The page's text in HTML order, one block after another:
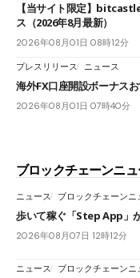
【当サイト限定】
ス（2026年8月最新）
2026年08月01日 08時12分
プレスリリース ニュース
海外FX口座開設ボーナス
2026年08月01日 07時40分
ブロックチェーンニ
ニュース ブロックチェーンニ
歩いて稼ぐ「Step App」
2026年08月07日 12時12分
ニュース ブロックチェーンニ